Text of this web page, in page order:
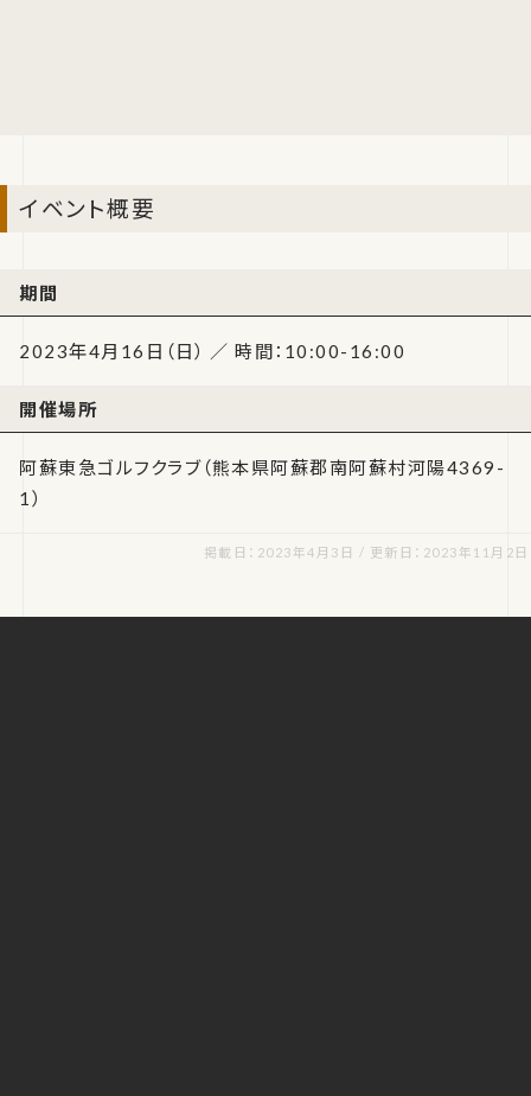
イベント概要
期間
2023年4月16日（日） ／ 時間：10:00-16:00
開催場所
阿蘇東急ゴルフクラブ（熊本県阿蘇郡南阿蘇村河陽4369-
1）
掲載日：2023年4月3日 / 更新日：2023年11月2日